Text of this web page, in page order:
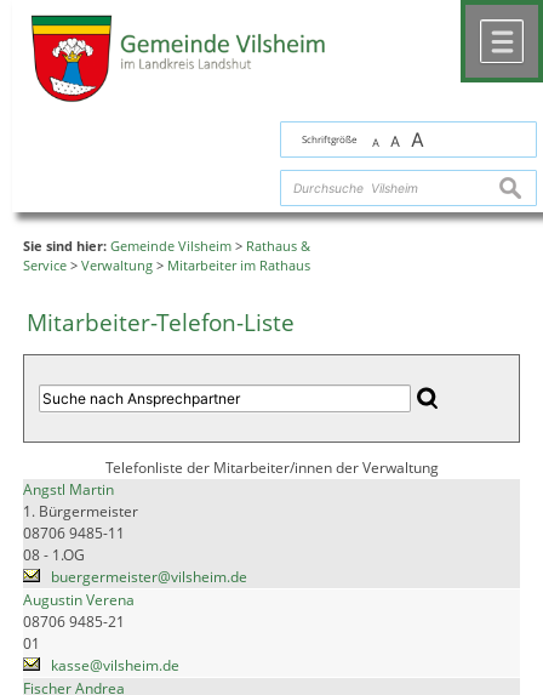
Schriftgröße A A A
Sie sind hier: Gemeinde Vilsheim > Rathaus &
Service > Verwaltung > Mitarbeiter im Rathaus
Mitarbeiter-Telefon-Liste
Telefonliste der Mitarbeiter/innen der Verwaltung
Angstl Martin
1. Bürgermeister
08706 9485-11
08 - 1.OG
buergermeister@vilsheim.de
Augustin Verena
08706 9485-21
01
kasse@vilsheim.de
Fischer Andrea